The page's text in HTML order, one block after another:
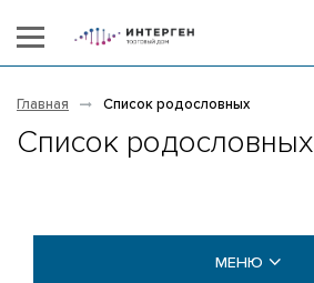
Главная Список родословных
Список родословных
МЕНЮ